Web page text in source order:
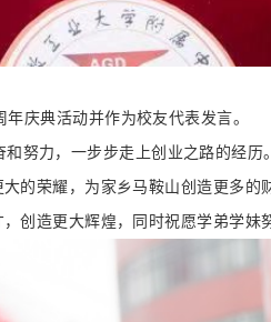
庆典活动并作为校友代表发言。
力，一步步走上创业之路的经历
的荣耀，为家乡马鞍山创造更多
创造更大辉煌，同时祝愿学弟学妹